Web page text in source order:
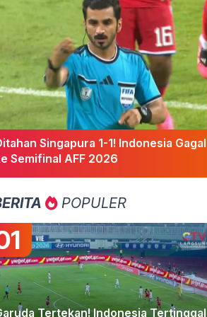
Singapura 1-1! Indonesia Gagal
Semifinal AFF 2026
POPULER
Tertekan! Indonesia Tertinggal